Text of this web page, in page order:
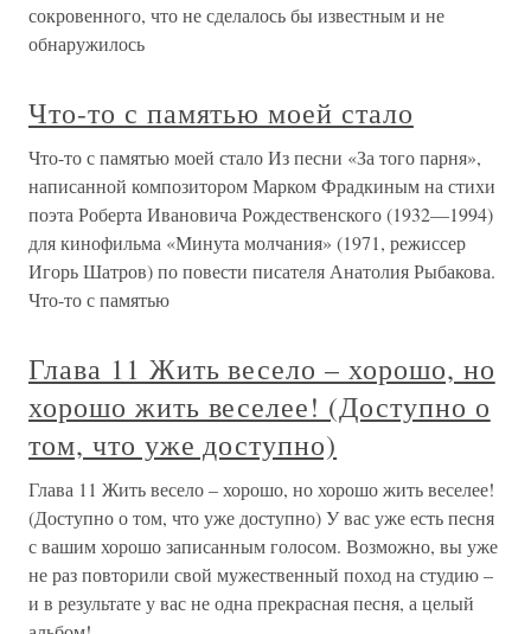
сокровенного, что не сделалось бы известным и не
обнаружилось
Что-то с памятью моей стало
Что-то с памятью моей стало Из песни «За того парня»,
написанной композитором Марком Фрадкиным на стихи
поэта Роберта Ивановича Рождественского (1932—1994)
для кинофильма «Минута молчания» (1971, режиссер
Игорь Шатров) по повести писателя Анатолия Рыбакова.
Что-то с памятью
Глава 11 Жить весело – хорошо, но
хорошо жить веселее! (Доступно о
том, что уже доступно)
Глава 11 Жить весело – хорошо, но хорошо жить веселее!
(Доступно о том, что уже доступно) У вас уже есть песня
с вашим хорошо записанным голосом. Возможно, вы уже
не раз повторили свой мужественный поход на студию –
и в результате у вас не одна прекрасная песня, а целый